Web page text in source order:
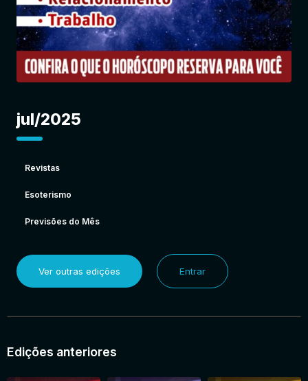
jul/2025
Revistas
Esoterismo
Previsões do Mês
Ver outras edições Entrar
Edições anteriores